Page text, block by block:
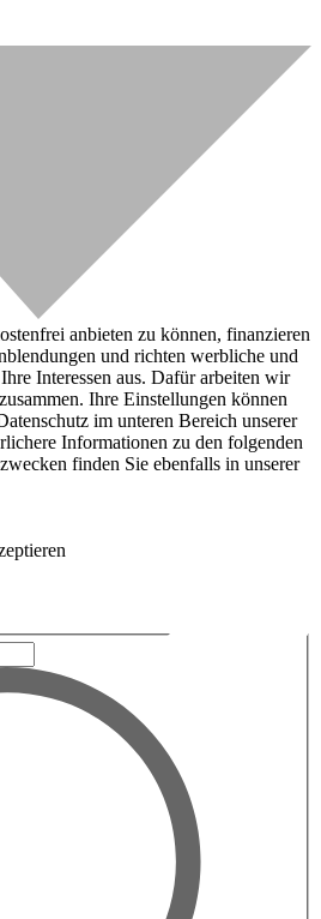
anbieten zu können, finanzieren
und richten werbliche und
Interessen aus. Dafür arbeiten wir
Ihre Einstellungen können
im unteren Bereich unserer
Informationen zu den folgenden
finden Sie ebenfalls in unserer